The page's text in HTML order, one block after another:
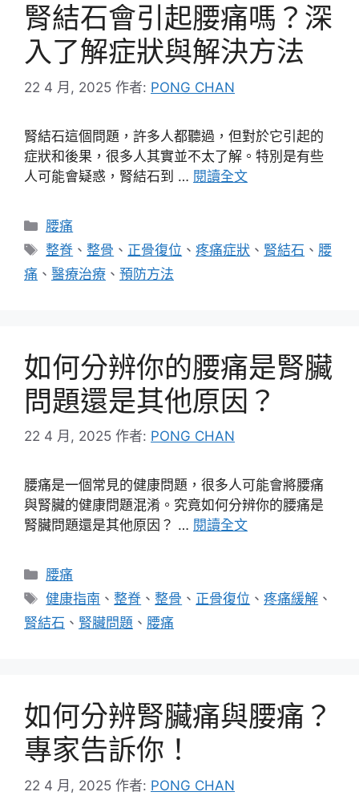
腎結石會引起腰痛嗎？深
入了解症狀與解決方法
22 4 月, 2025 作者: PONG CHAN
腎結石這個問題，許多人都聽過，但對於它引起的
症狀和後果，很多人其實並不太了解。特別是有些
人可能會疑惑，腎結石到 … 閱讀全文
分
類
腰痛
標
籤
整脊 、整骨 、 正骨復位 、疼痛症狀 、 腎結石 、 腰
痛 、 醫療治療 、 預防方法
如何分辨你的腰痛是腎臟
問題還是其他原因？
22 4 月, 2025 作者: PONG CHAN
腰痛是一個常見的健康問題，很多人可能會將腰痛
與腎臟的健康問題混淆。究竟如何分辨你的腰痛是
腎臟問題還是其他原因？ … 閱讀全文
分
類
腰痛
標
籤
健康指南 、整脊 、整骨 、 正骨復位 、疼痛緩解 、
腎結石 、 腎臟問題 、 腰痛
如何分辨腎臟痛與腰痛？
專家告訴你！
22 4 月, 2025 作者: PONG CHAN